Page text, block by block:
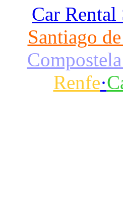
Car Rental
Santiago
Renfe·